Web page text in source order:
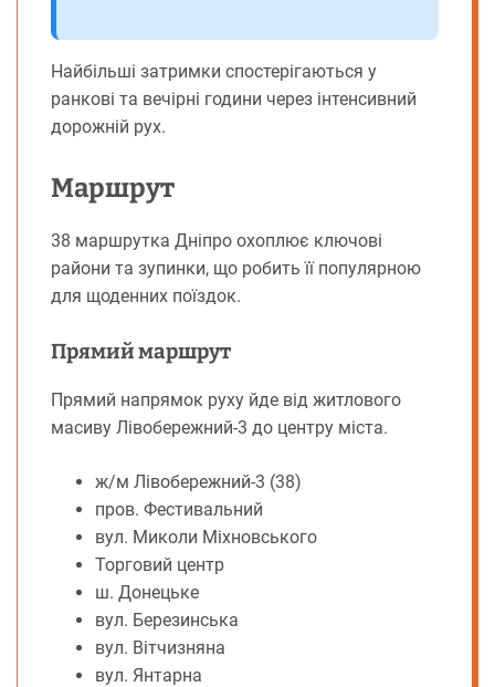
Найбільші затримки спостерігаються у
ранкові та вечірні години через інтенсивний
дорожній рух.
Маршрут
38 маршрутка Дніпро охоплює ключові
райони та зупинки, що робить її популярною
для щоденних поїздок.
Прямий маршрут
Прямий напрямок руху йде від житлового
масиву Лівобережний-3 до центру міста.
ж/м Лівобережний-3 (38)
пров. Фестивальний
вул. Миколи Міхновського
Торговий центр
ш. Донецьке
вул. Березинська
вул. Вітчизняна
вул. Янтарна